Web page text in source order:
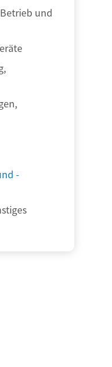
und
-